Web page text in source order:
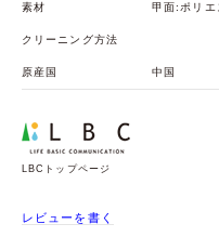
素材 甲面:ポリ
クリーニング方法
原産国 中国
LBCトップページ
レビューを書く